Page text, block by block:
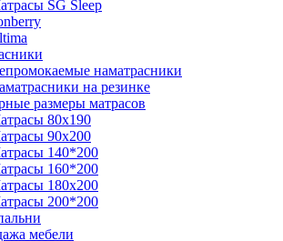
SG Sleep
наматрасники
на резинке
размеры матрасов
80x190
90x200
140*200
160*200
180x200
200*200
мебели